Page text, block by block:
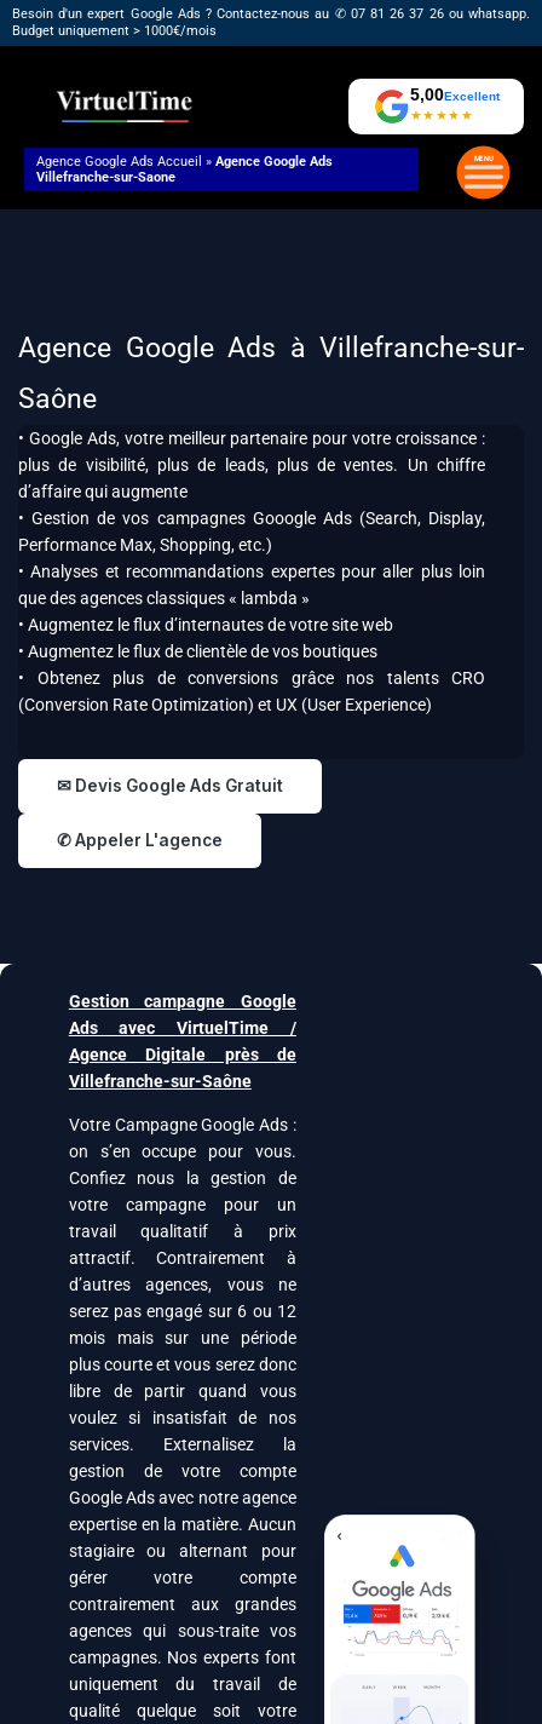
Besoin d'un expert Google Ads ? Contactez-nous au ✆ 07 81 26 37 26 ou whatsapp.
Budget uniquement > 1000€/mois
Aller
au
contenu
Agence Google Ads Accueil » Agence Google Ads
Villefranche-sur-Saone
Agence Google Ads à Villefranche-sur-
Saône
• Google Ads, votre meilleur partenaire pour votre croissance :
plus de visibilité, plus de leads, plus de ventes. Un chiffre
d’affaire qui augmente
• Gestion de vos campagnes Gooogle Ads (Search, Display,
Performance Max, Shopping, etc.)
• Analyses et recommandations expertes pour aller plus loin
que des agences classiques « lambda »
• Augmentez le flux d’internautes de votre site web
• Augmentez le flux de clientèle de vos boutiques
• Obtenez plus de conversions grâce nos talents CRO
(Conversion Rate Optimization) et UX (User Experience)
✉ Devis Google Ads Gratuit
✆ Appeler L'agence
Gestion campagne Google
Ads avec VirtuelTime /
Agence Digitale près de
Villefranche-sur-Saône
Votre Campagne Google Ads :
on s’en occupe pour vous.
Confiez nous la gestion de
votre campagne pour un
travail qualitatif à prix
attractif. Contrairement à
d’autres agences, vous ne
serez pas engagé sur 6 ou 12
mois mais sur une période
plus courte et vous serez donc
libre de partir quand vous
voulez si insatisfait de nos
services. Externalisez la
gestion de votre compte
Google Ads avec notre agence
expertise en la matière. Aucun
stagiaire ou alternant pour
gérer votre compte
contrairement aux grandes
agences qui sous-traite vos
campagnes. Nos experts font
uniquement du travail de
qualité quelque soit votre
5,00Excellent
★★★★★